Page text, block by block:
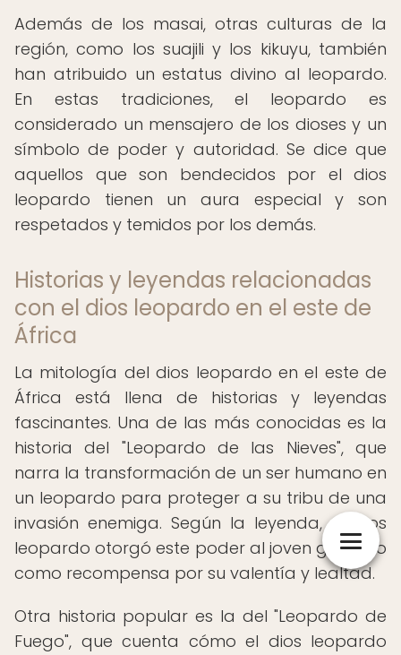
Además de los masai, otras culturas de la
región, como los suajili y los kikuyu, también
han atribuido un estatus divino al leopardo.
En estas tradiciones, el leopardo es
considerado un mensajero de los dioses y un
símbolo de poder y autoridad. Se dice que
aquellos que son bendecidos por el dios
leopardo tienen un aura especial y son
respetados y temidos por los demás.
Historias y leyendas relacionadas
con el dios leopardo en el este de
África
La mitología del dios leopardo en el este de
África está llena de historias y leyendas
fascinantes. Una de las más conocidas es la
historia del "Leopardo de las Nieves", que
narra la transformación de un ser humano en
un leopardo para proteger a su tribu de una
invasión enemiga. Según la leyenda, el dios
leopardo otorgó este poder al joven guerrero
como recompensa por su valentía y lealtad.
Otra historia popular es la del "Leopardo de
Fuego", que cuenta cómo el dios leopardo